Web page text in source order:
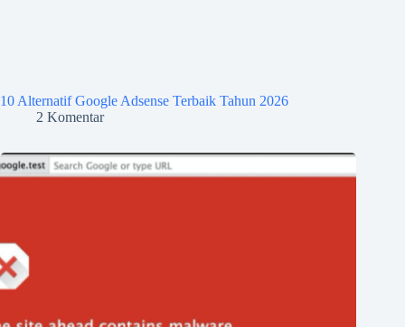
10 Alternatif Google Adsense Terbaik Tahun 2026
2 Komentar